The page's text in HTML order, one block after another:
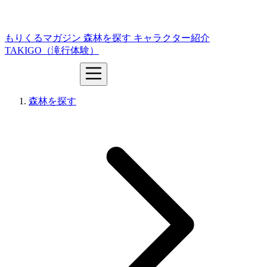
もりくるマガジン 森林を探す キャラクター紹介
TAKIGO（滝行体験）
森林を探す